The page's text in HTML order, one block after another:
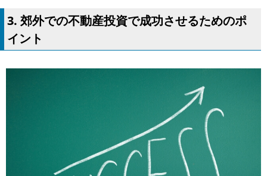
3. 郊外での不動産投資で成功させるためのポ
イント